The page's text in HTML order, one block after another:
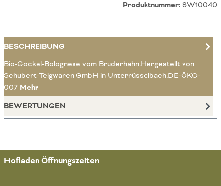
Produktnummer: SW10040
BESCHREIBUNG
Bio-Gockel-Bolognese vom Bruderhahn.Hergestellt von
Schubert-Teigwaren GmbH in Unterrüsselbach.DE-ÖKO-
007 Mehr
BEWERTUNGEN
Hofladen Öffnungszeiten